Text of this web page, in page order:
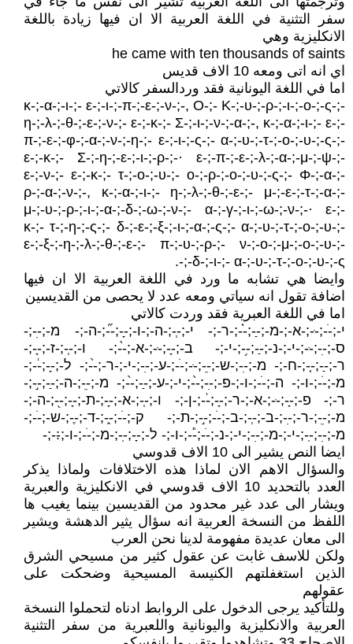
سفر التثنية في اللغة العربية الا ان فيها زيادة باللغة
الانكليزية وهي
he came with ten thousands of saints
اي انه اتى ومعه 10 الاف قديس
اما في اللغة اليونانية فقد وردالسفر كالاتي
κ-;-α-;-ι-;- ε-;-ι-;-π-;-ε-;-ν-;-, Ο-;- Κ-;-υ-;-ρ-;-ι-;-ο-;-ς-;-
η-;-λ-;-θ-;-ε-;-ν-;- ε-;-κ-;- Σ-;-ι-;-ν-;-α-;-, κ-;-α-;-ι-;- ε-;-
π-;-ε-;-φ-;-α-;-ν-;-η-;- ε-;-ι-;-ς-;- α-;-υ-;-τ-;-ο-;-υ-;-ς-;-
ε-;-κ-;- Σ-;-η-;-ε-;-ι-;-ρ-;-· ε-;-π-;-ε-;-λ-;-α-;-μ-;-ψ-;-
ε-;-ν-;- ε-;-κ-;- τ-;-ο-;-υ-;- ο-;-ρ-;-ο-;-υ-;-ς-;- Φ-;-α-;-
ρ-;-α-;-ν-;-, κ-;-α-;-ι-;- η-;-λ-;-θ-;-ε-;- μ-;-ε-;-τ-;-α-;-
μ-;-υ-;-ρ-;-ι-;-α-;-δ-;-ω-;-ν-;- α-;-γ-;-ι-;-ω-;-ν-;-· ε-;-
κ-;- τ-;-η-;-ς-;- δ-;-ε-;-ξ-;-ι-;-α-;-ς-;- α-;-υ-;-τ-;-ο-;-υ-;-
ε-;-ξ-;-η-;-λ-;-θ-;-ε-;- π-;-υ-;-ρ-;- ν-;-ο-;-μ-;-ο-;-υ-;-
δ-;-ι-;- α-;-υ-;-τ-;-ο-;-υ-;-ς-;-.
وايضا هي تشابه ما ورد في اللغة العربية الا ان فيها
اضافة تقول انه سياتي ومعه عدد لا يحصى من القديسين
اما في اللغة العبرية فقد وردت كالاتي
י-;-ֹ-;-ּ-;-א-;-מ-;-ַ-;-֗-;-ר-;- י-;-ְ-;-ה-;-ו-;-ָ-;-֞-;-ה-;- מ-;-ִ-;-
ס-;-ִ-;-ּ-;-י-;-נ-;-ַ-;-֥-;-י-;- ב-;-ָ-;-ּ-;-א-;-֙-;- ו-;-ְ-;-ז-;-ָ-;-
ר-;-ַ-;-֤-;-ח-;- מ-;-ִ-;-ש-;-ֵ-;-ּ-;-ׂ-;-ע-;-ִ-;-י-;-ר-;-֙-;- ל-;-ָ-;-֔-;-
מ-;-ֹ-;-ו-;- ה-;-ֹ-;-ו-;-פ-;-ִ-;-֙-;-י-;-ע-;-ַ-;-֙-;- מ-;-ֵ-;-ה-;-ַ-;-֣-;-
ר-;- פ-;-ָ-;-ּ-;-א-;-ר-;-ָ-;-֔-;-ן-;- ו-;-ְ-;-א-;-ָ-;-ת-;-ָ-;-֖-;-ה-;-
מ-;-ֵ-;-ר-;-ִ-;-ב-;-ְ-;-ב-;-ֹ-;-֣-;-ת-;- ק-;-ֹ-;-֑-;-ד-;-ֶ-;-ש-;-ׁ-;-
מ-;-ִ-;-ֽ-;-י-;-מ-;-ִ-;-י-;-נ-;-ֹ-;-֕-;-ו-;- ל-;-ָ-;-ֽ-;-מ-;-ֹ-;-ו-;-׃-;-
ايضا النص يشير الى 10 الاف قدوسي
والسؤال الاهم الان لماذا هذه الاختلافات ولماذا يذكر
العدد بالتحديد 10 الاف قدوسي في الانكليزية والعبرية
ويشار الى عدد غير محدود من القديسين بينما يغيب ها
اللفظ من النسخة العربية انه سؤال يثير الدهشة ويشير
الى معان عديدة مفهومة لدينا نحن العرب
ولكن للاسف غابت عن عقول كثير من مسيحي الشرق
الذين استغفلتهم الكنيسة المسيحية وضحكت على
عقولهم
وللتأكيد يرجى الدخول على الروابط ادناه لتحملوا النسخة
العربية والانكليزية واليونانية واللعبرية من سفر التثنية